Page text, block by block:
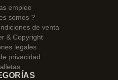
empleo
somos ?
de venta
& Copyright
legales
privacidad